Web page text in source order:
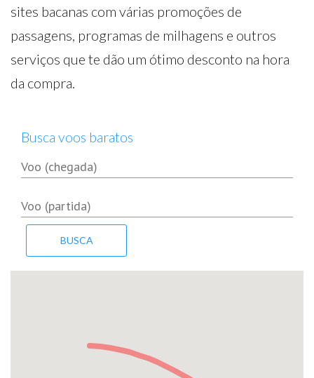
sites bacanas com várias promoções de
passagens, programas de milhagens e outros
serviços que te dão um ótimo desconto na hora
da compra.
Busca voos baratos